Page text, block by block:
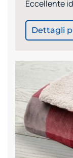
Eccellente
Dettagli